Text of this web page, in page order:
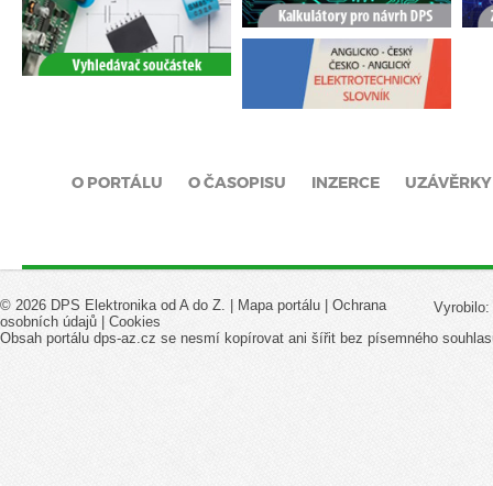
O PORTÁLU O ČASOPISU INZERCE UZÁVĚRKY
Vyrobilo:
© 2026 DPS Elektronika od A do Z. | Mapa portálu
Ochrana
osobních údajů
Cookies
Obsah portálu dps-az.cz se nesmí kopírovat ani šířit bez písemného